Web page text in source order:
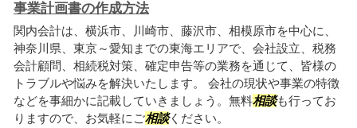
事業計画書の作成方法
関内会計は、横浜市、川崎市、藤沢市、相模原市を中心に、
神奈川県、東京～愛知までの東海エリアで、会社設立、税務
会計顧問、相続税対策、確定申告等の業務を通じて、皆様の
トラブルや悩みを解決いたします。 会社の現状や事業の特徴
などを事細かに記載していきましょう。無料相談も行ってお
りますので、お気軽にご相談ください。